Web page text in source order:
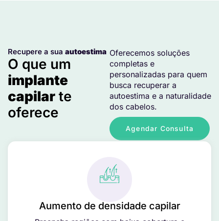
Recupere a sua autoestima
O que um
implante
capilar te
oferece
Oferecemos soluções
completas e
personalizadas para quem
busca recuperar a
autoestima e a naturalidade
dos cabelos.
Agendar Consulta
Aumento de densidade capilar